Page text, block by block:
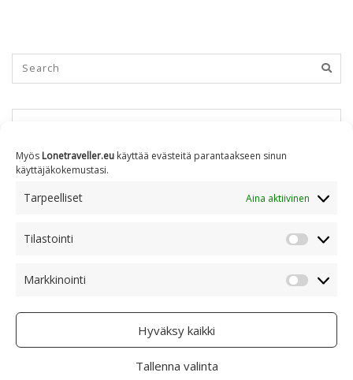
Myös Lonetraveller.eu käyttää evästeitä parantaakseen sinun
käyttäjäkokemustasi.
Tarpeelliset Aina aktiivinen
Tilastointi
Markkinointi
Hyväksy kaikki
Tallenna valinta
Kuukausittain
Aiheittain
COPYRIGHT © 2005 - 2023 RAMI RANTA